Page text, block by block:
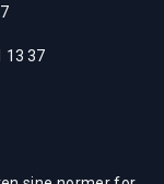
13 37